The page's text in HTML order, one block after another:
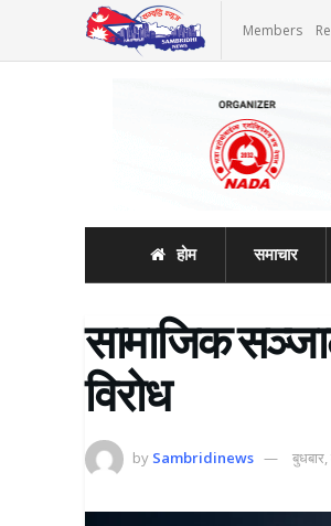
Members
होम समाचार
सामाजिक
विरोध
by Sambridinews